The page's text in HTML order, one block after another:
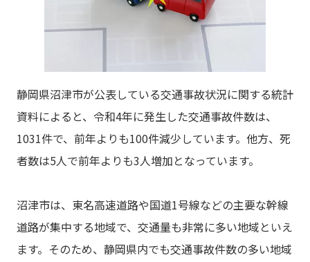
静岡県沼津市が公表している交通事故状況に関する統計
資料によると、令和4年に発生した交通事故件数は、
1031件で、前年よりも100件減少しています。他方、死
者数は5人で前年よりも3人増加となっています。
沼津市は、東名高速道路や国道1号線などの主要な幹線
道路が集中する地域で、交通量も非常に多い地域といえ
ます。そのため、静岡県内でも交通事故件数の多い地域